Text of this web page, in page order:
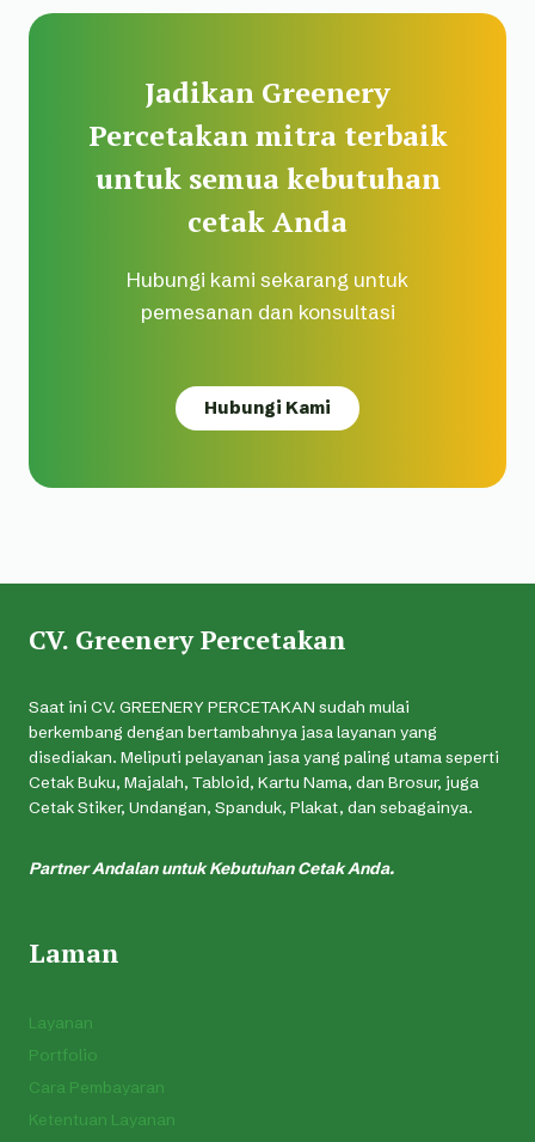
Jadikan Greenery
Percetakan mitra terbaik
untuk semua kebutuhan
cetak Anda
Hubungi kami sekarang untuk
pemesanan dan konsultasi
Hubungi Kami
CV. Greenery Percetakan
Saat ini CV. GREENERY PERCETAKAN sudah mulai
berkembang dengan bertambahnya jasa layanan yang
disediakan. Meliputi pelayanan jasa yang paling utama seperti
Cetak Buku, Majalah, Tabloid, Kartu Nama, dan Brosur, juga
Cetak Stiker, Undangan, Spanduk, Plakat, dan sebagainya.
Partner Andalan untuk Kebutuhan Cetak Anda.
Laman
Layanan
Portfolio
Cara Pembayaran
Ketentuan Layanan